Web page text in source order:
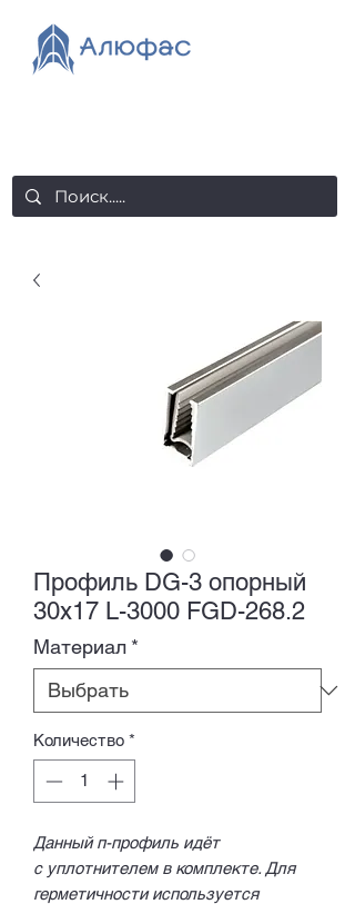
Профиль DG-3 опорный
30х17 L-3000 FGD-268.2
Материал *
Количество *
Данный п-профиль идёт
с уплотнителем в комплекте. Для
герметичности используется